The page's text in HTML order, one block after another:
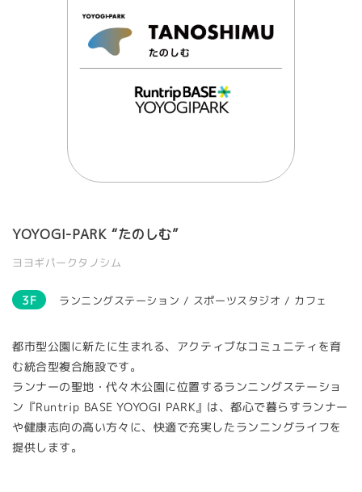
YOYOGI-PARK “たのしむ”
ヨヨギパークタノシム
3F ランニングステーション / スポーツスタジオ / カフェ
都市型公園に新たに生まれる、アクティブなコミュニティを育
む統合型複合施設です。
ランナーの聖地・代々木公園に位置するランニングステーショ
ン『Runtrip BASE YOYOGI PARK』は、都心で暮らすランナー
や健康志向の高い方々に、快適で充実したランニングライフを
提供します。